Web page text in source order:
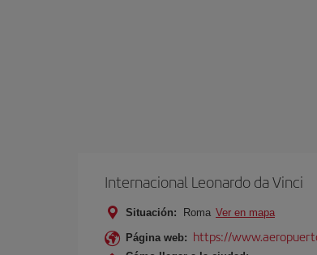
Internacional Leonardo da Vinci
Situación: Roma Ver en mapa
Página web: https://